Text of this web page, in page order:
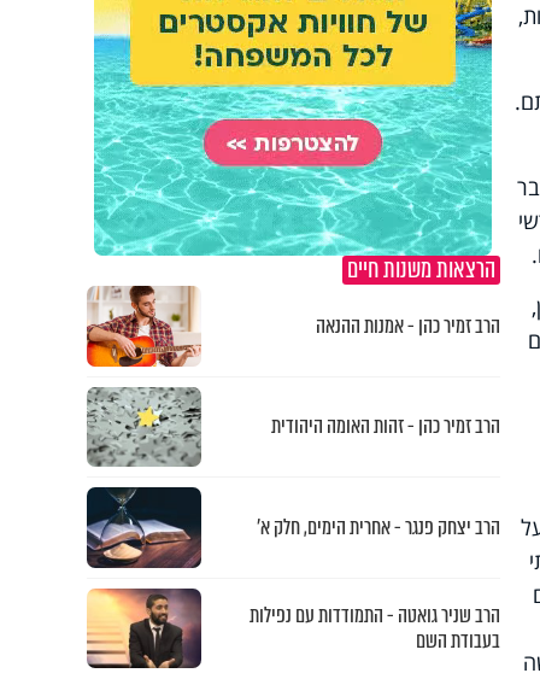
הרצאות משנות חיים
הרב זמיר כהן - אמנות ההנאה
הרב זמיר כהן - זהות האומה היהודית
הרב יצחק פנגר - אחרית הימים, חלק א’
הרב שניר גואטה - התמודדות עם נפילות
בעבודת השם